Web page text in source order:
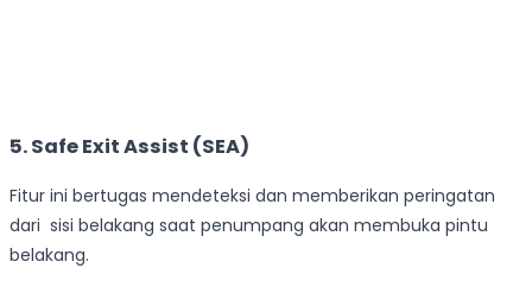
5. Safe Exit Assist (SEA)
Fitur ini bertugas mendeteksi dan memberikan peringatan
dari sisi belakang saat penumpang akan membuka pintu
belakang.